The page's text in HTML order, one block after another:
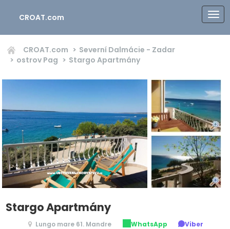
CROAT.com
CROAT.com
Severní Dalmácie - Zadar
ostrov Pag
Stargo Apartmány
Stargo Apartmány
Lungo mare 61. Mandre WhatsApp Viber